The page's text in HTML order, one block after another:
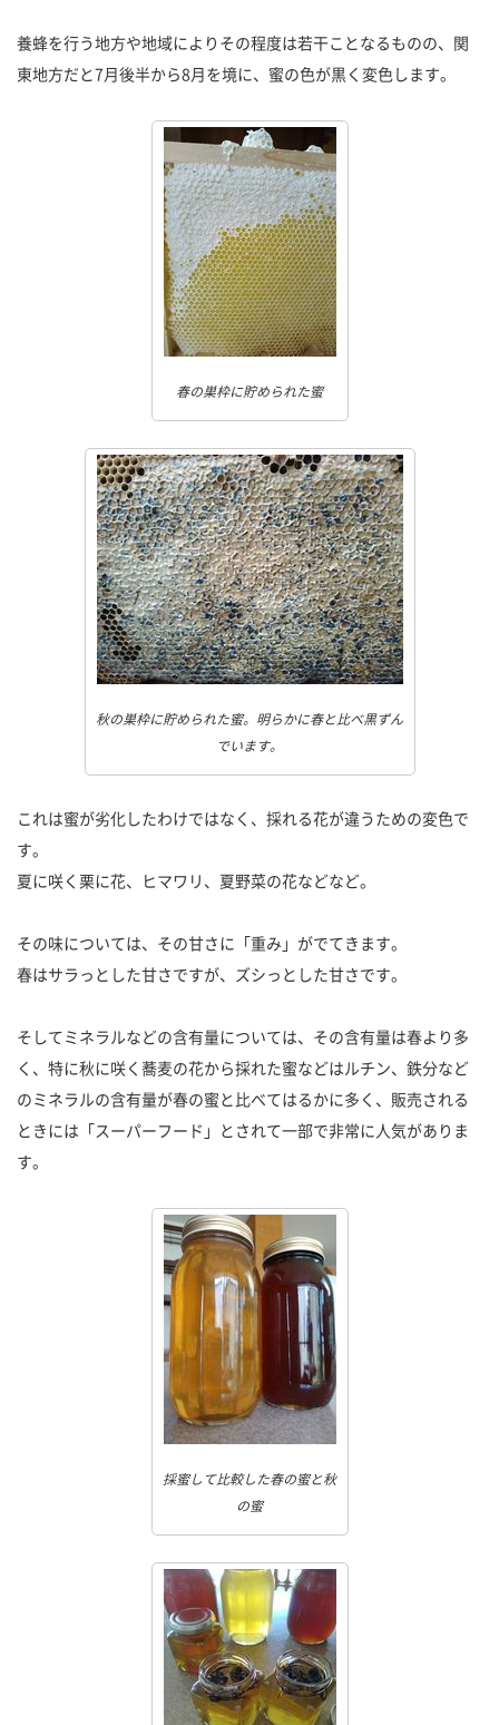
養蜂を行う地方や地域によりその程度は若干ことなるものの、関
東地方だと7月後半から8月を境に、蜜の色が黒く変色します。
春の巣枠に貯められた蜜
秋の巣枠に貯められた蜜。明らかに春と比べ黒ずん
でいます。
これは蜜が劣化したわけではなく、採れる花が違うための変色で
す。
夏に咲く栗に花、ヒマワリ、夏野菜の花などなど。
その味については、その甘さに「重み」がでてきます。
春はサラっとした甘さですが、ズシっとした甘さです。
そしてミネラルなどの含有量については、その含有量は春より多
く、特に秋に咲く蕎麦の花から採れた蜜などはルチン、鉄分など
のミネラルの含有量が春の蜜と比べてはるかに多く、販売される
ときには「スーパーフード」とされて一部で非常に人気がありま
す。
採蜜して比較した春の蜜と秋
の蜜